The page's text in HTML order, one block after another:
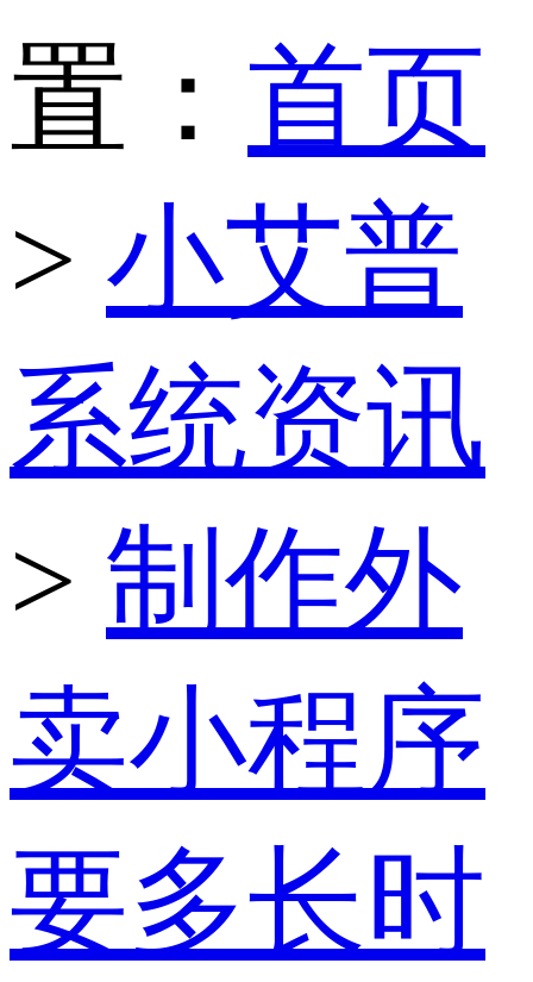
置： 首页
> 小艾普
系统资讯
> 制作外
卖小程序
要多长时